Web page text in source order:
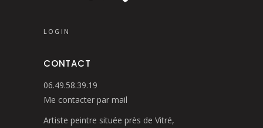
LOGIN
CONTACT
06.49.58.39.19
Me contacter par mail
Artiste peintre située près de Vitré,